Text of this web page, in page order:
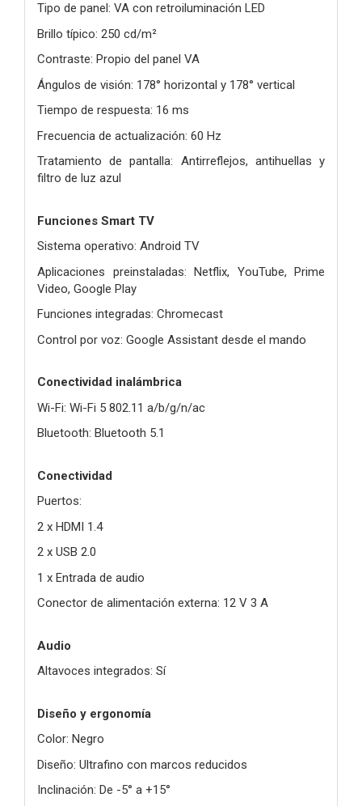
Tipo de panel: VA con retroiluminación LED
Brillo típico: 250 cd/m²
Contraste: Propio del panel VA
Ángulos de visión: 178° horizontal y 178° vertical
Tiempo de respuesta: 16 ms
Frecuencia de actualización: 60 Hz
Tratamiento de pantalla: Antirreflejos, antihuellas y
filtro de luz azul
Funciones Smart TV
Sistema operativo: Android TV
Aplicaciones preinstaladas: Netflix, YouTube, Prime
Video, Google Play
Funciones integradas: Chromecast
Control por voz: Google Assistant desde el mando
Conectividad inalámbrica
Wi-Fi: Wi-Fi 5 802.11 a/b/g/n/ac
Bluetooth: Bluetooth 5.1
Conectividad
Puertos:
2 x HDMI 1.4
2 x USB 2.0
1 x Entrada de audio
Conector de alimentación externa: 12 V 3 A
Audio
Altavoces integrados: Sí
Diseño y ergonomía
Color: Negro
Diseño: Ultrafino con marcos reducidos
Inclinación: De -5° a +15°